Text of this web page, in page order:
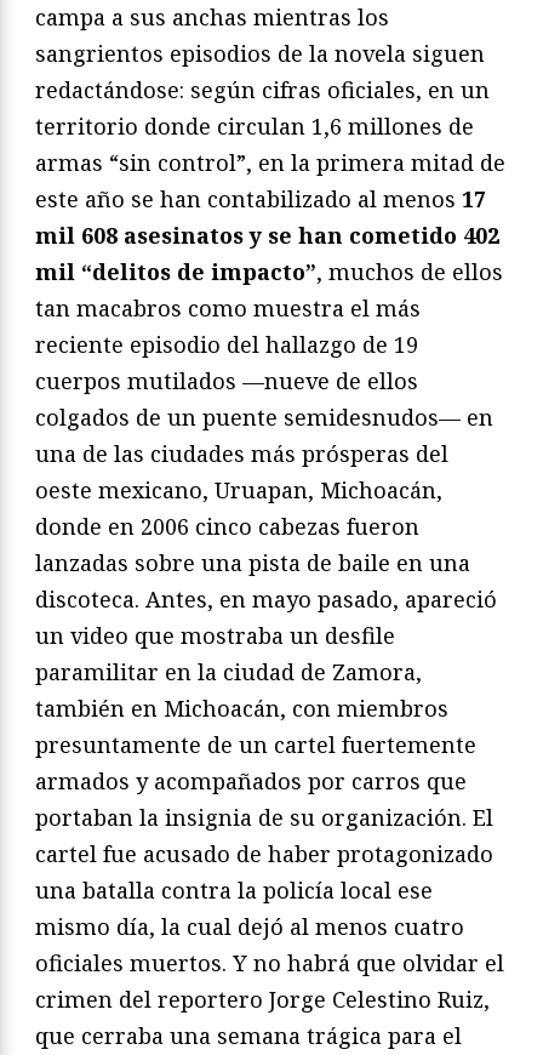
campa a sus anchas mientras los
sangrientos episodios de la novela siguen
redactándose: según cifras oficiales, en un
territorio donde circulan 1,6 millones de
armas “sin control”, en la primera mitad de
este año se han contabilizado al menos 17
mil 608 asesinatos y se han cometido 402
mil “delitos de impacto”, muchos de ellos
tan macabros como muestra el más
reciente episodio del hallazgo de 19
cuerpos mutilados —nueve de ellos
colgados de un puente semidesnudos— en
una de las ciudades más prósperas del
oeste mexicano, Uruapan, Michoacán,
donde en 2006 cinco cabezas fueron
lanzadas sobre una pista de baile en una
discoteca. Antes, en mayo pasado, apareció
un video que mostraba un desfile
paramilitar en la ciudad de Zamora,
también en Michoacán, con miembros
presuntamente de un cartel fuertemente
armados y acompañados por carros que
portaban la insignia de su organización. El
cartel fue acusado de haber protagonizado
una batalla contra la policía local ese
mismo día, la cual dejó al menos cuatro
oficiales muertos. Y no habrá que olvidar el
crimen del reportero Jorge Celestino Ruiz,
que cerraba una semana trágica para el